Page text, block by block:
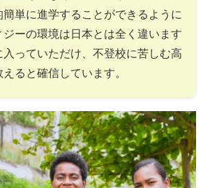
単に進学することができるように
ジーの環境は日本とは全く違います
入っていただけ、不登校に苦しむ高
ると確信しています。